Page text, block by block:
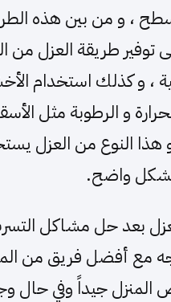
، و من بين هذه
توفير طريقة العزل من
، و كذلك استخدام
و الرطوبة مثل
هذا النوع من العزل
بشكل واضح.
بعد حل مشاكل
مع أفضل فريق من
جيداً وفي حال